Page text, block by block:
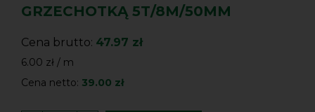
GRZECHOTKĄ 5T/8M/50MM
Cena brutto: 47.97 zł
6.00 zł / m
Cena netto: 39.00 zł